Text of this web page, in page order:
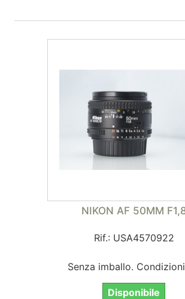
NIKON AF 50MM
Rif.: USA4570922
Senza imballo.
Disponibile